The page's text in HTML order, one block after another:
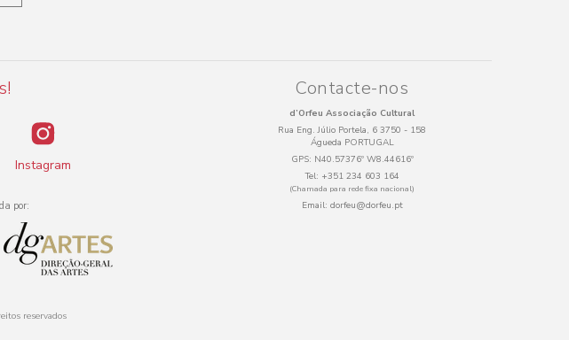
Instagram
por:
Contacte-nos
d’Orfeu Associação Cultural
Rua Eng. Júlio Portela, 6 3750 - 158
Águeda PORTUGAL
GPS: N40.57376º W8.44616º
Tel: +351 234 603 164
(Chamada para rede fixa nacional)
Email: dorfeu@dorfeu.pt
reservados